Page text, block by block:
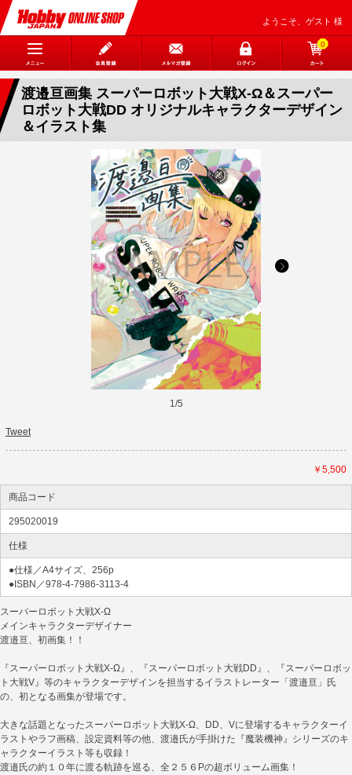
ようこそ、ゲスト 様
0
渡邉亘画集 スーパーロボット大戦X-Ω＆スーパー
ロボット大戦DD オリジナルキャラクターデザイン
＆イラスト集
1/5
Tweet
￥5,500
商品コード
295020019
仕様
●仕様／A4サイズ、256p
●ISBN／978-4-7986-3113-4
スーパーロボット大戦X-Ω
メインキャラクターデザイナー
渡邉亘、初画集！！
『スーパーロボット大戦X-Ω』、『スーパーロボット大戦DD』、『スーパーロボッ
ト大戦V』等のキャラクターデザインを担当するイラストレーター「渡邉亘」氏
の、初となる画集が登場です。
大きな話題となったスーパーロボット大戦X-Ω、DD、Vに登場するキャラクターイ
ラストやラフ画稿、設定資料等の他、渡邉氏が手掛けた『魔装機神』シリーズのキ
ャラクターイラスト等も収録！
渡邉氏の約１０年に渡る軌跡を巡る、全２５６Pの超ボリューム画集！